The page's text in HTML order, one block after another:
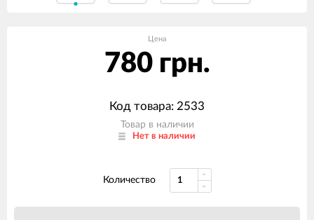
Цена
780 грн.
Код товара: 2533
Товар в наличии
Нет в наличии
Количество